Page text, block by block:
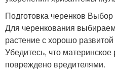
Подготовка черенков
Для черенкования
растение с хорошо
Убедитесь, что
повреждено вредителями.